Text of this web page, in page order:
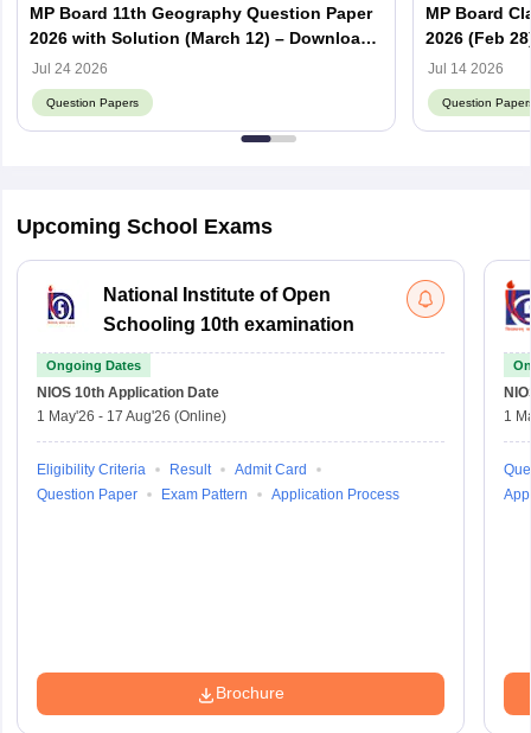
MP Board 11th Geography Question Paper
2026 with Solution (March 12) – Download
PDF
Jul 24 2026
Question Papers
MP Board
2026 (Feb
PDF
Jul 14 2026
Question
Upcoming School Exams
National Institute of Open
Schooling 10th examination
Ongoing Dates
NIOS 10th Application Date
1 May'26 - 17 Aug'26 (Online)
Eligibility Criteria Result
Admit Card
Question Paper
Exam Pattern Application Process
Brochure
1